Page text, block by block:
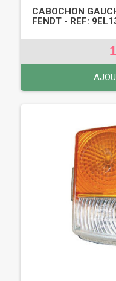
CABOCHON
FENDT - REF: